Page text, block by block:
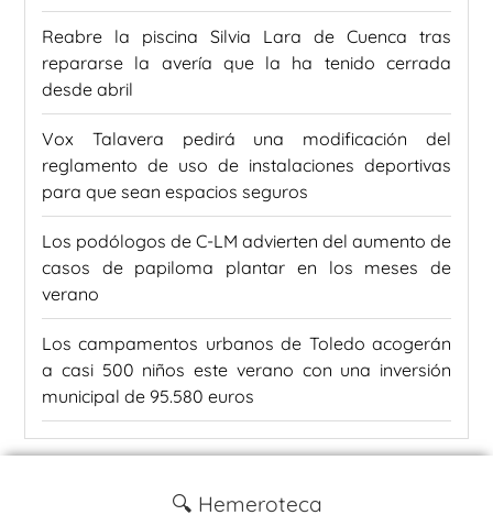
Reabre la piscina Silvia Lara de Cuenca tras
repararse la avería que la ha tenido cerrada
desde abril
Vox Talavera pedirá una modificación del
reglamento de uso de instalaciones deportivas
para que sean espacios seguros
Los podólogos de C-LM advierten del aumento de
casos de papiloma plantar en los meses de
verano
Los campamentos urbanos de Toledo acogerán
a casi 500 niños este verano con una inversión
municipal de 95.580 euros
🔍 Hemeroteca